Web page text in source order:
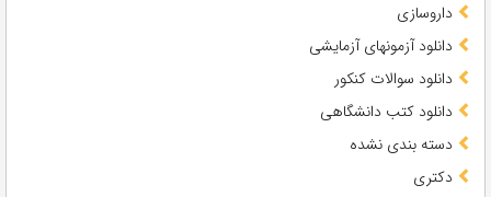
داروسازی
دانلود آزمونهای آزمایشی
دانلود سوالات کنکور
دانلود کتب دانشگاهی
دسته بندی نشده
دکتری